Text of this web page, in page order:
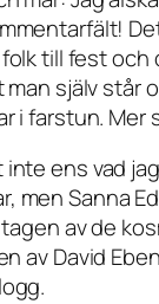
till fest och
själv står
i farstun. Mer
inte ens vad
men Sanna
av de
av David